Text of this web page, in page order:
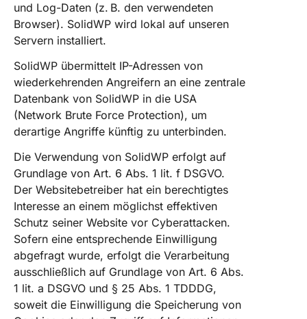
und Log-Daten (z. B. den verwendeten
Browser). SolidWP wird lokal auf unseren
Servern installiert.
SolidWP übermittelt IP-Adressen von
wiederkehrenden Angreifern an eine zentrale
Datenbank von SolidWP in die USA
(Network Brute Force Protection), um
derartige Angriffe künftig zu unterbinden.
Die Verwendung von SolidWP erfolgt auf
Grundlage von Art. 6 Abs. 1 lit. f DSGVO.
Der Websitebetreiber hat ein berechtigtes
Interesse an einem möglichst effektiven
Schutz seiner Website vor Cyberattacken.
Sofern eine entsprechende Einwilligung
abgefragt wurde, erfolgt die Verarbeitung
ausschließlich auf Grundlage von Art. 6 Abs.
1 lit. a DSGVO und § 25 Abs. 1 TDDDG,
soweit die Einwilligung die Speicherung von